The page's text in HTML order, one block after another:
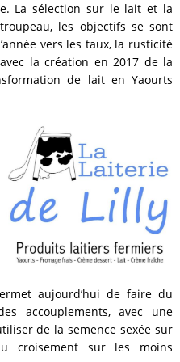
La sélection sur le lait et la
les objectifs se sont
vers les taux, la rusticité
la création en 2017 de la
de lait en Yaourts
aujourd’hui de faire du
accouplements, avec une
de la semence sexée sur
croisement sur les moins